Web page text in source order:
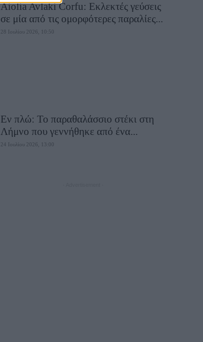
Aiolia Avlaki Corfu: Εκλεκτές γεύσεις
σε μία από τις ομορφότερες παραλίες...
28 Ιουλίου 2026, 10:50
Εν πλώ: Το παραθαλάσσιο στέκι στη
Λήμνο που γεννήθηκε από ένα...
24 Ιουλίου 2026, 13:00